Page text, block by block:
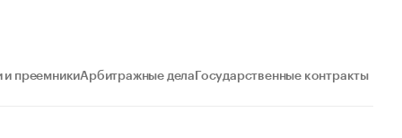
и преемникиАрбитражные дела Государственные контракты